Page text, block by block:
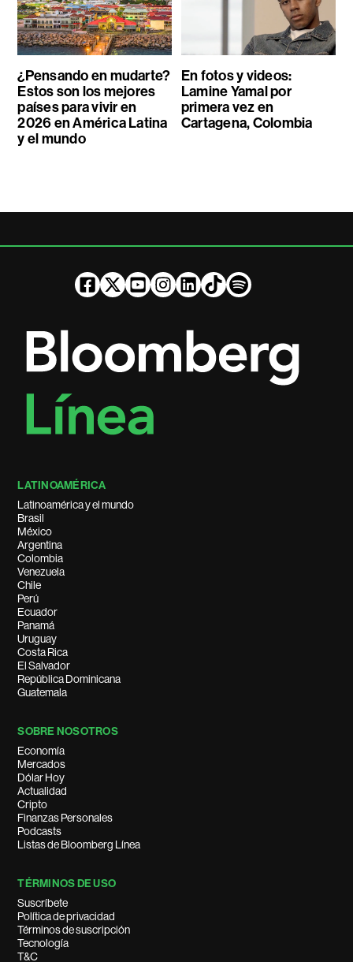
¿Pensando en mudarte?
Estos son los mejores
países para vivir en
2026 en América Latina
y el mundo
En fotos y videos:
Lamine Yamal por
primera vez en
Cartagena, Colombia
LATINOAMÉRICA
Latinoamérica y el mundo
Brasil
México
Argentina
Colombia
Venezuela
Chile
Perú
Ecuador
Panamá
Uruguay
Costa Rica
El Salvador
República Dominicana
Guatemala
SOBRE NOSOTROS
Economía
Mercados
Dólar Hoy
Actualidad
Cripto
Finanzas Personales
Podcasts
Listas de Bloomberg Línea
TÉRMINOS DE USO
Suscríbete
Política de privacidad
Términos de suscripción
Tecnología
T&C